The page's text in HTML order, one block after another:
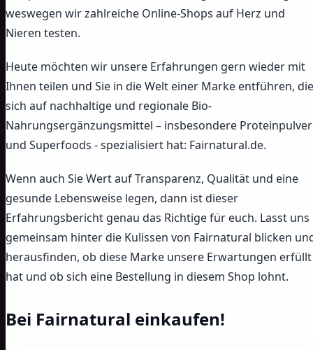
weswegen wir zahlreiche Online-Shops auf Herz und
Nieren testen.
Heute möchten wir unsere Erfahrungen gern wieder mit
Ihnen teilen und Sie in die Welt einer Marke entführen, die
sich auf nachhaltige und regionale Bio-
Nahrungsergänzungsmittel – insbesondere Proteinpulver
und Superfoods - spezialisiert hat: Fairnatural.de.
Wenn auch Sie Wert auf Transparenz, Qualität und eine
gesunde Lebensweise legen, dann ist dieser
Erfahrungsbericht genau das Richtige für euch. Lasst uns
gemeinsam hinter die Kulissen von Fairnatural blicken
herausfinden, ob diese Marke unsere Erwartungen erfüllt
hat und ob sich eine Bestellung in diesem Shop lohnt.
Bei Fairnatural einkaufen!